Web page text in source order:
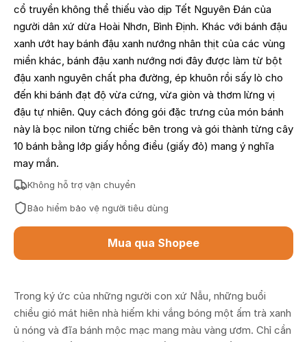
cổ truyền không thể thiếu vào dịp Tết Nguyên Đán của
người dân xứ dừa Hoài Nhơn, Bình Định. Khác với bánh đậu
xanh ướt hay bánh đậu xanh nướng nhân thịt của các vùng
miền khác, bánh đậu xanh nướng nơi đây được làm từ bột
đậu xanh nguyên chất pha đường, ép khuôn rồi sấy lò cho
đến khi bánh đạt độ vừa cứng, vừa giòn và thơm lừng vị
đậu tự nhiên. Quy cách đóng gói đặc trưng của món bánh
này là bọc nilon từng chiếc bên trong và gói thành từng cây
10 bánh bằng lớp giấy hồng điều (giấy đỏ) mang ý nghĩa
may mắn.
Không hỗ trợ vận chuyển
Bảo hiểm bảo vệ người tiêu dùng
Mua qua Shopee
Trong ký ức của những người con xứ Nẫu, những buổi
chiều gió mát hiên nhà hiếm khi vắng bóng một ấm trà xanh
ủ nóng và đĩa bánh mộc mạc mang màu vàng ươm. Chỉ cần